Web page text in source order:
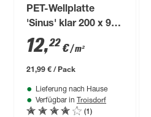
PET-Wellplatte
'Sinus' klar 200 x 90
cm
12,22€/ m²
21,99 € / Pack
Lieferung nach Hause
Verfügbar in Troisdorf
(1)